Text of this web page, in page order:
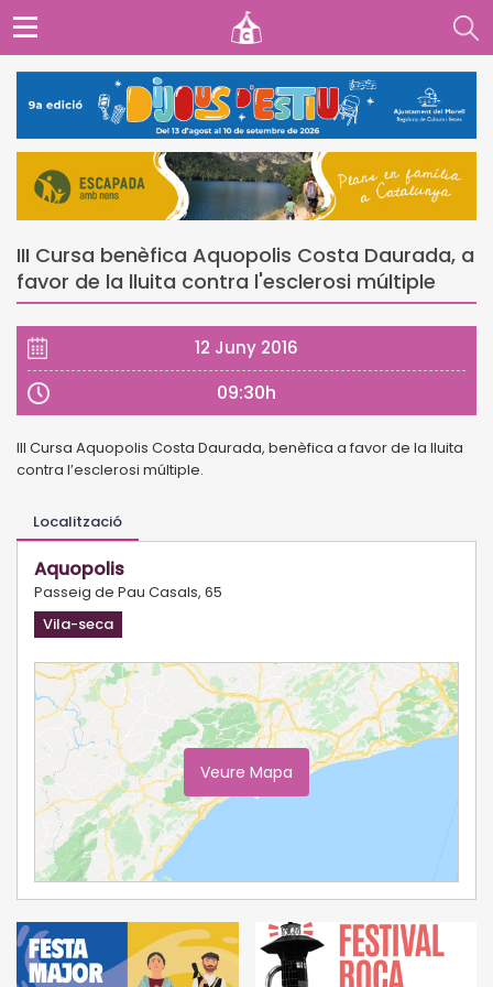
III Cursa benèfica Aquopolis Costa Daurada, a
favor de la lluita contra l'esclerosi múltiple
12 Juny 2016
09:30h
III Cursa Aquopolis Costa Daurada, benèfica a favor de la lluita
contra l’esclerosi múltiple.
Localització
Aquopolis
Passeig de Pau Casals, 65
Vila-seca
Veure Mapa